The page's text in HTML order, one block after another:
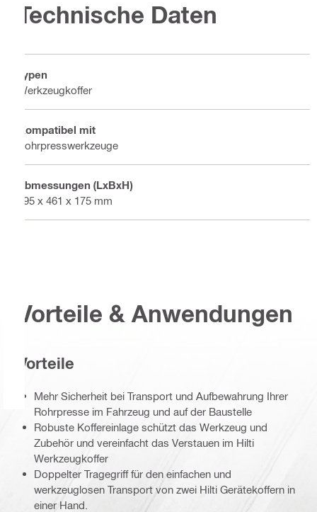
Technische Daten
Typen
Werkzeugkoffer
Kompatibel mit
Rohrpresswerkzeuge
Abmessungen (LxBxH)
595 x 461 x 175 mm
Vorteile & Anwendungen
Vorteile
Mehr Sicherheit bei Transport und Aufbewahrung Ihrer
Rohrpresse im Fahrzeug und auf der Baustelle
Robuste Koffereinlage schützt das Werkzeug und
Zubehör und vereinfacht das Verstauen im Hilti
Werkzeugkoffer
Doppelter Tragegriff für den einfachen und
werkzeuglosen Transport von zwei Hilti Gerätekoffern in
einer Hand.